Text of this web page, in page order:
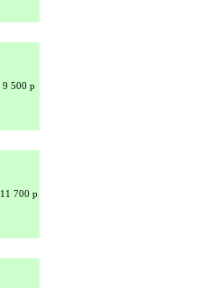
9 500 р
11 700 р